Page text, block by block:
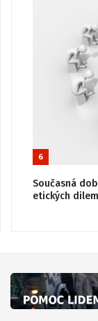
6
Současná
etických